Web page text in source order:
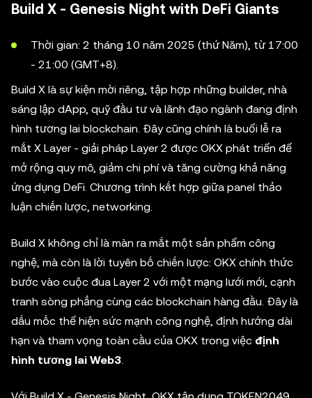
Build X - Genesis Night with DeFi Giants
Thời gian: 2 tháng 10 năm 2025 (thứ Năm), từ 17:00
- 21:00 (GMT+8).
Build X là sự kiện mời riêng, tập hợp những builder, nhà
sáng lập dApp, quỹ đầu tư và lãnh đạo ngành đang định
hình tương lai blockchain. Đây cũng chính là buổi lễ ra
mắt X Layer - giải pháp Layer 2 được OKX phát triển để
mở rộng quy mô, giảm chi phí và tăng cường khả năng
ứng dụng DeFi. Chương trình kết hợp giữa panel thảo
luận chiến lược, networking.
Build X không chỉ là màn ra mắt một sản phẩm công
nghệ, mà còn là lời tuyên bố chiến lược: OKX chính thức
bước vào cuộc đua Layer 2 với một mạng lưới mới, cạnh
tranh sòng phẳng cùng các blockchain hàng đầu. Đây là
dấu mốc thể hiện sức mạnh công nghệ, định hướng dài
hạn và tham vọng toàn cầu của OKX trong việc định
hình tương lai Web3.